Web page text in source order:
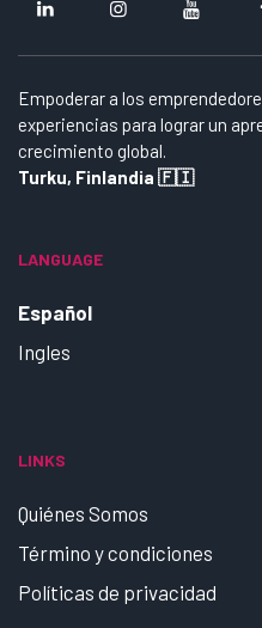
Empoderar a los
experiencias para lograr un
crecimiento global.
Turku, Finlandia 🇫🇮
LANGUAGE
Español
Ingles
LINKS
Quiénes Somos
Término y condiciones
Políticas de privacidad